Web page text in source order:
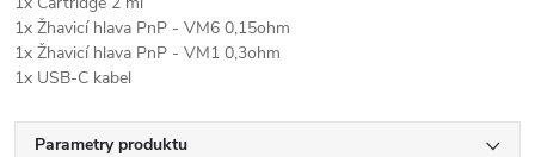
1x Žhavicí hlava PnP - VM6 0,15ohm
1x Žhavicí hlava PnP - VM1 0,3ohm
1x USB-C kabel
Parametry produktu